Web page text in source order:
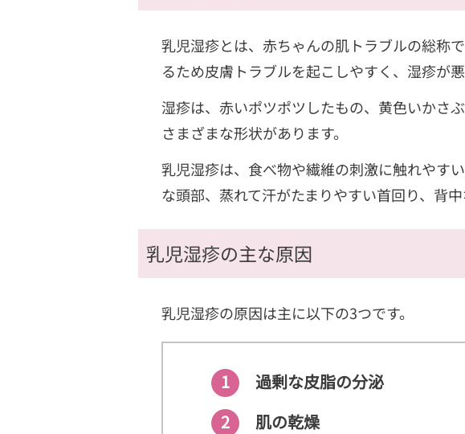
乳児湿疹とは、赤ちゃんの肌トラブルの総称
るため皮膚トラブルを起こしやすく、湿疹が
湿疹は、赤いポツポツしたもの、黄色いかさ
さまざまな形状があります。
乳児湿疹は、食べ物や繊維の刺激に触れやす
な頭部、蒸れて汗がたまりやすい首回り、背中
乳児湿疹の主な原因
乳児湿疹の原因は主に以下の3つです。
1
過剰な皮脂の分泌
2
肌の乾燥